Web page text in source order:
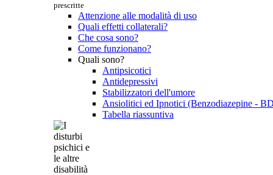
prescritte
Attenzione alle modalità di uso
Quali effetti collaterali?
Che cosa sono?
Come funzionano?
Quali sono?
Antipsicotici
Antidepressivi
Stabilizzatori dell'umore
Ansiolitici ed Ipnotici (Benzodiazepine -
Tabella riassuntiva